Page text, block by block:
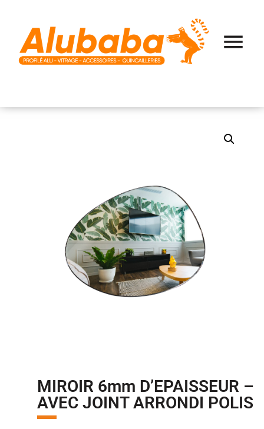
MIROIR 6mm D’EPAISSEUR –
AVEC JOINT ARRONDI POLIS